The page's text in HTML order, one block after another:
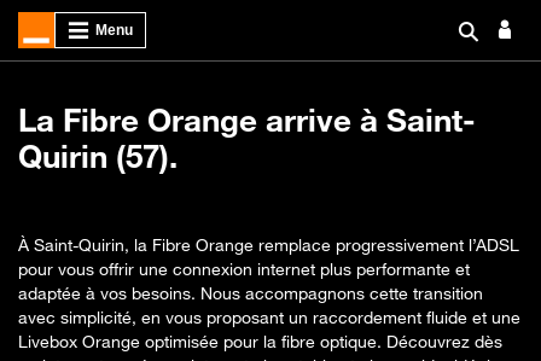
La Fibre Orange arrive à Saint-
Quirin (57).
À Saint-Quirin, la Fibre Orange remplace progressivement l’ADSL
pour vous offrir une connexion internet plus performante et
adaptée à vos besoins. Nous accompagnons cette transition
avec simplicité, en vous proposant un raccordement fluide et une
Livebox Orange optimisée pour la fibre optique. Découvrez dès